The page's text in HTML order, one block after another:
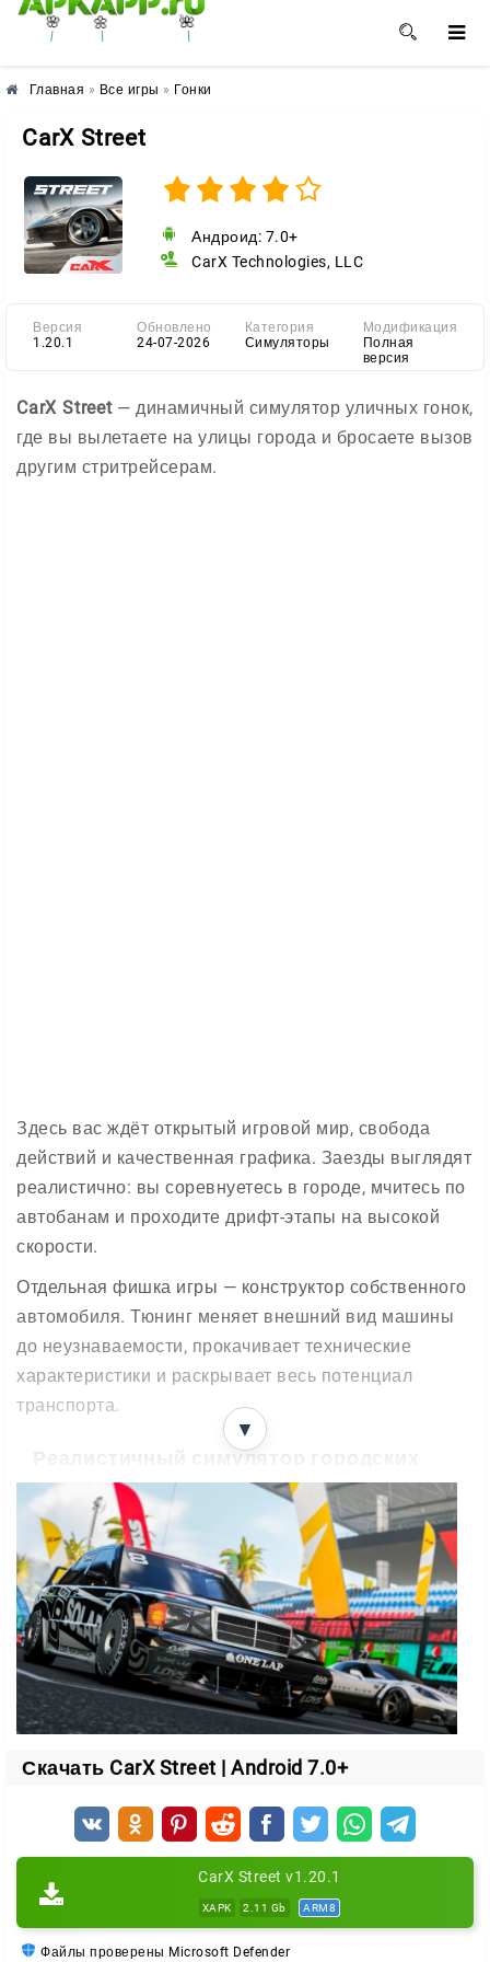
🌸 🌼 🌺
Главная » Все игры » Гонки
CarX Street
Андроид: 7.0+
CarX Technologies, LLC
Версия
1.20.1
Обновлено
24-07-2026
Категория
Симуляторы
Модификация
Полная
версия
CarX Street— динамичный симулятор уличных гонок,
где вы вылетаете на улицы города и бросаете вызов
другим стритрейсерам.
Здесь вас ждёт открытый игровой мир, свобода
действий и качественная графика. Заезды выглядят
реалистично: вы соревнуетесь в городе, мчитесь по
автобанам и проходите дрифт-этапы на высокой
скорости.
Отдельная фишка игры — конструктор собственного
автомобиля. Тюнинг меняет внешний вид машины
до неузнаваемости, прокачивает технические
характеристики и раскрывает весь потенциал
транспорта.
Реалистичный симулятор городских
уличных гонок
Игра предлагает гонки в двух форматах:
заезды против опытных стритрейсеров на машинах
высокого класса;
скоростная езда с акцентом на дрифт и эффектное
прохождение крутых поворотов.
Особенности
Побеждать здесь непросто, но реально. Нужны
Перед каждым заездом вы меняете ключевые узлы
транспорта:
двигатель и коробку передач;
элементы кузова через тюнинг;
▼
Скачать CarX Street | Android 7.0+
CarX Street v1.20.1
XAPK 2.11 Gb ARM8
Файлы проверены Microsoft Defender